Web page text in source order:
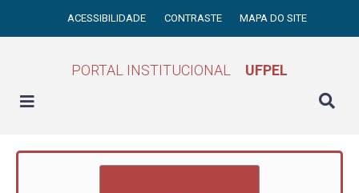
ACESSIBILIDADE CONTRASTE MAPA DO SITE
PORTAL INSTITUCIONAL UFPEL